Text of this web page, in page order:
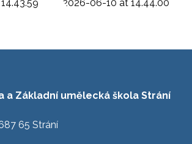
a Základní umělecká škola Strání
65 Strání